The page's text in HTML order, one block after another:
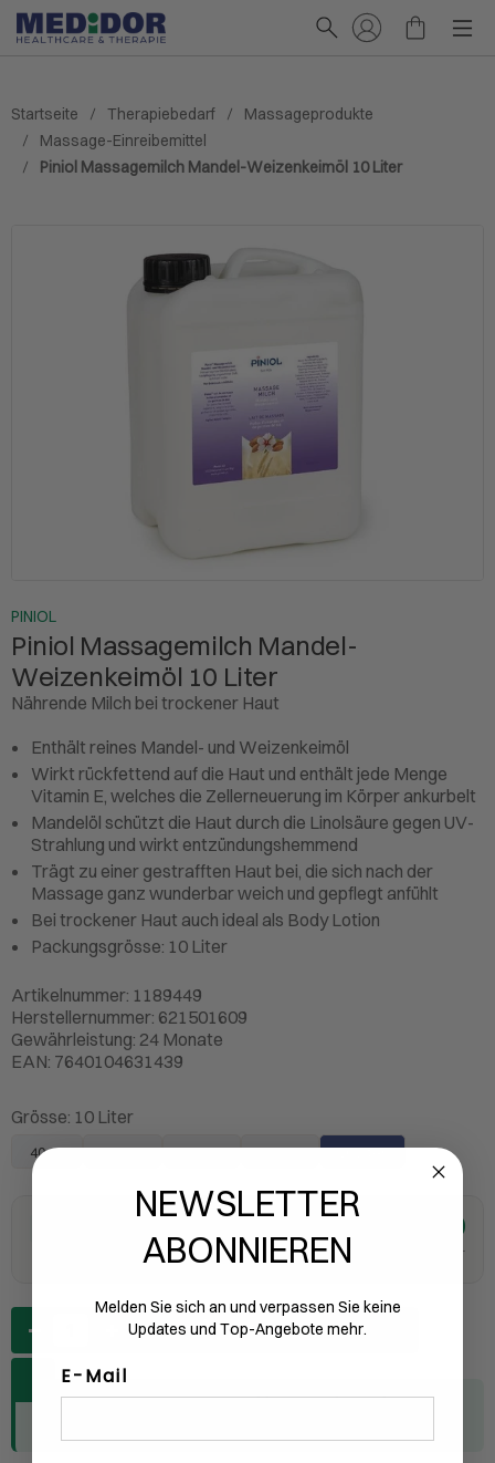
Startseite Therapiebedarf
Massageprodukte
Massage-Einreibemittel
Piniol Massagemilch Mandel-Weizenkeimöl 10 Liter
PINIOL
Piniol Massagemilch Mandel-
Weizenkeimöl 10 Liter
Nährende Milch bei trockener Haut
Enthält reines Mandel- und Weizenkeimöl
Wirkt rückfettend auf die Haut und enthält jede Menge
Vitamin E, welches die Zellerneuerung im Körper ankurbelt
Mandelöl schützt die Haut durch die Linolsäure gegen UV-
Strahlung und wirkt entzündungshemmend
Trägt zu einer gestrafften Haut bei, die sich nach der
Massage ganz wunderbar weich und gepflegt anfühlt
Bei trockener Haut auch ideal als Body Lotion
Packungsgrösse: 10 Liter
Artikelnummer: 1189449
Herstellernummer: 621501609
Gewährleistung: 24 Monate
EAN: 7640104631439
Grösse: 10 Liter
40 ml 250 ml 1 Liter 5 Liter 10 Liter
19 Stück an Lager
347.00
inkl. MWST
IN DEN WARENKORB
NEWSLETTER
ABONNIEREN
Melden Sie sich an und verpassen Sie keine
Updates und Top-Angebote mehr.
E-Mail